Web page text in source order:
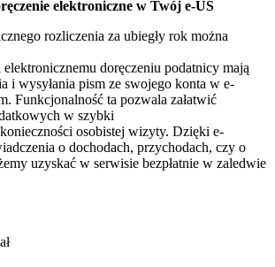
elektroniczne w Twój e-US
rozliczenia za ubiegły rok można
doręczeniu podatnicy mają
i wysyłania pism ze swojego konta w e-
Funkcjonalność ta pozwala załatwić
w szybki
osobistej wizyty. Dzięki e-
o dochodach, przychodach, czy o
uzyskać w serwisie bezpłatnie w zaledwie